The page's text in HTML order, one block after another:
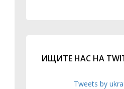
ИЩИТЕ НАС НА
Tweets by